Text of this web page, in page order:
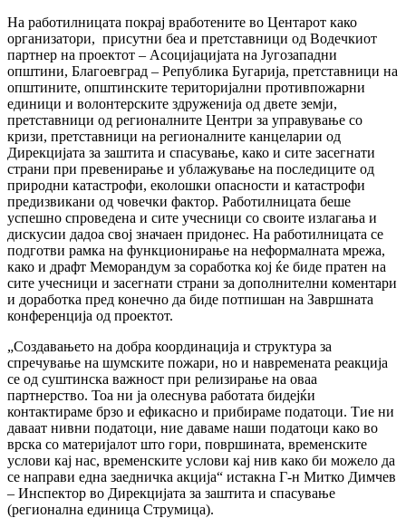
На работилницата покрај вработените во Центарот како
организатори, присутни беа и претставници од Водечкиот
партнер на проектот – Асоцијацијата на Југозападни
општини, Благоевград – Република Бугарија, претставници на
општините, општинските територијални противпожарни
единици и волонтерските здруженија од двете земји,
претставници од регионалните Центри за управување со
кризи, претставници на регионалните канцеларии од
Дирекцијата за заштита и спасување, како и сите засегнати
страни при превенирање и ублажување на последиците од
природни катастрофи, еколошки опасности и катастрофи
предизвикани од човечки фактор. Работилницата беше
успешно спроведена и сите учесници со своите излагања и
дискусии дадоа свој значаен придонес. На работилницата се
подготви рамка на функционирање на неформалната мрежа,
како и драфт Меморандум за соработка кој ќе биде пратен на
сите учесници и засегнати страни за дополнителни коментари
и доработка пред конечно да биде потпишан на Завршната
конференција од проектот.
„Создавањето на добра координација и структура за
спречување на шумските пожари, но и навремената реакција
се од суштинска важност при релизирање на оваа
партнерство. Тоа ни ја олеснува работата бидејќи
контактираме брзо и ефикасно и прибираме податоци. Тие ни
даваат нивни податоци, ние даваме наши податоци како во
врска со материјалот што гори, површината, временските
услови кај нас, временските услови кај нив како би можело да
се направи една заедничка акција“ истакна Г-н Митко Димчев
– Инспектор во Дирекцијата за заштита и спасување
(регионална единица Струмица).